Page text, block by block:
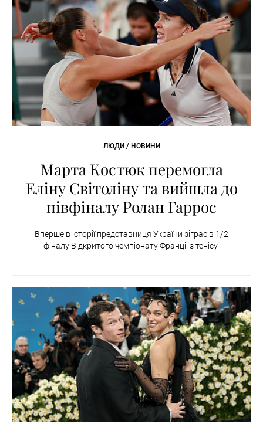
ЛЮДИ / НОВИНИ
Марта Костюк перемогла
Еліну Світоліну та вийшла до
півфіналу Ролан Гаррос
Вперше в історії представниця України зіграє в 1/2
фіналу Відкритого чемпіонату Франції з тенісу